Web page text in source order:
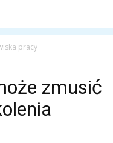
pracy
zmusić